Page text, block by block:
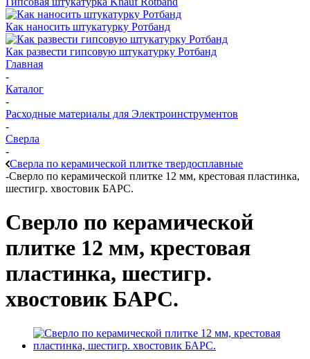
Как наносить штукатурку Ротбанд
Как развести гипсовую штукатурку Ротбанд
Главная
-
Каталог
-
Расходные материалы для Электроинструментов
-
Сверла
-
Сверла по керамической плитке твердосплавные
-Сверло по керамической плитке 12 мм, крестовая пластинка,
шестигр. хвостовик БАРС.
Сверло по керамической
плитке 12 мм, крестовая
пластинка, шестигр.
хвостовик БАРС.